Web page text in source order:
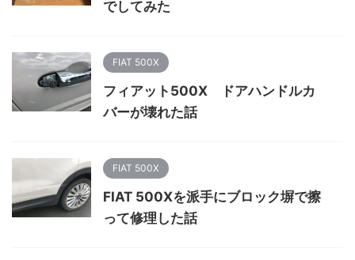
でしてみた
FIAT 500X
フィアット500X ドアハンドルカ
バーが壊れた話
FIAT 500X
FIAT 500Xを派手にブロック塀で擦
って修理した話